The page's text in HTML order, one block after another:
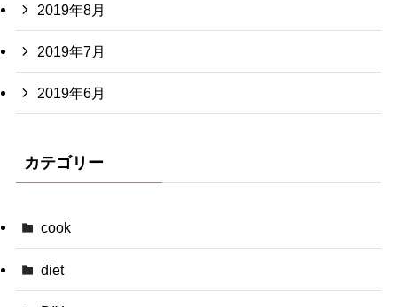
2019年8月
2019年7月
2019年6月
カテゴリー
cook
diet